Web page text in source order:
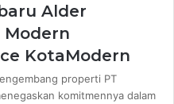
Alder
KotaModern
properti PT
komitmennya dalam